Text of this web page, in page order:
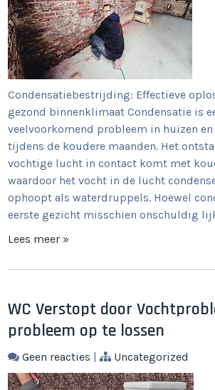
Condensatiebestrijding: Effectieve
gezond binnenklimaat Condensatie is
veelvoorkomend probleem in huizen
tijdens de koudere maanden. Het
vochtige lucht in contact komt met
waardoor het vocht in de lucht
ophoopt als waterdruppels. Hoewel
eerste gezicht misschien onschuldig
Lees meer »
WC Verstopt door
probleem op te lossen
Geen reacties | Uncategorized